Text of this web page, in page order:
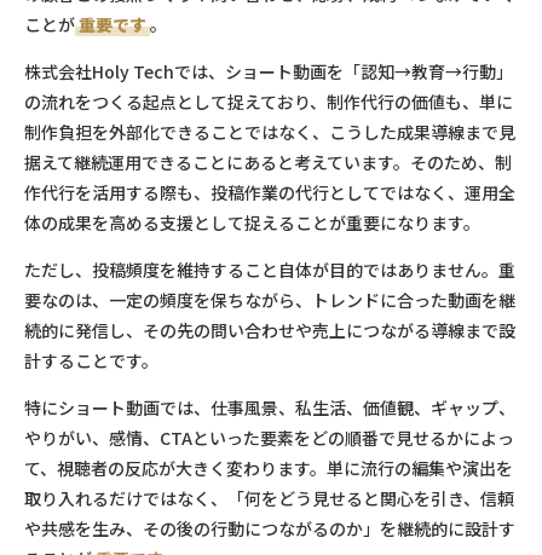
ことが重要です。
株式会社Holy Techでは、ショート動画を「認知→教育→行動」
の流れをつくる起点として捉えており、制作代行の価値も、単に
制作負担を外部化できることではなく、こうした成果導線まで見
据えて継続運用できることにあると考えています。そのため、制
作代行を活用する際も、投稿作業の代行としてではなく、運用全
体の成果を高める支援として捉えることが重要になります。
ただし、投稿頻度を維持すること自体が目的ではありません。重
要なのは、一定の頻度を保ちながら、トレンドに合った動画を継
続的に発信し、その先の問い合わせや売上につながる導線まで設
計することです。
特にショート動画では、仕事風景、私生活、価値観、ギャップ、
やりがい、感情、CTAといった要素をどの順番で見せるかによっ
て、視聴者の反応が大きく変わります。単に流行の編集や演出を
取り入れるだけではなく、「何をどう見せると関心を引き、信頼
や共感を生み、その後の行動につながるのか」を継続的に設計す